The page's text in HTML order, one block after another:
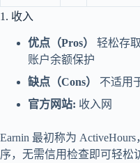
1. 收入
优点（Pros）
轻松存
账户余额保护
缺点（Cons）
不适用
官方网站: 收入网
Earnin 最初称为
序，无需信用检查即可轻松